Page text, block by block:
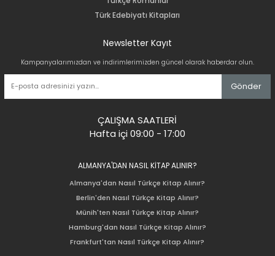
Türk Edebiyatı Kitapları
Newsletter Kayıt
Kampanyalarımızdan ve indirimlerimizden güncel olarak haberdar olun.
Gönder
ÇALIŞMA SAATLERİ
Hafta içi 09:00 - 17:00
ALMANYA'DAN NASIL KİTAP ALINIR?
Almanya'dan Nasıl Türkçe Kitap Alınır?
Berlin'den Nasıl Türkçe Kitap Alınır?
Münih'ten Nasıl Türkçe Kitap Alınır?
Hamburg'dan Nasıl Türkçe Kitap Alınır?
Frankfurt'tan Nasıl Türkçe Kitap Alınır?